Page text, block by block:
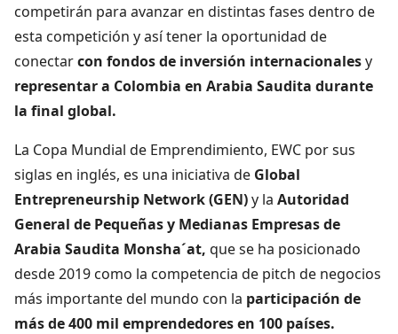
competirán para avanzar en distintas fases dentro de
esta competición y así tener la oportunidad de
conectarcon fondos de inversión internacionalesy
representar a Colombia en Arabia Saudita durante
la final global.
La Copa Mundial de Emprendimiento, EWC por sus
siglas en inglés, es una iniciativa de Global
Entrepreneurship Network (GEN)y la Autoridad
General de Pequeñas y Medianas Empresas de
Arabia Saudita Monsha´at, que se ha posicionado
desde 2019 como la competencia de pitch de negocios
más importante del mundo con la participación de
más de 400 mil emprendedores en 100 países.